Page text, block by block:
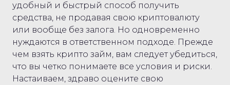
удобный и быстрый способ получить
средства, не продавая свою криптовалюту
или вообще без залога. Но одновременно
нуждаются в ответственном подходе. Прежде
чем взять крипто займ, вам следует убедиться,
что вы четко понимаете все условия и риски.
Настаиваем, здраво оцените свою